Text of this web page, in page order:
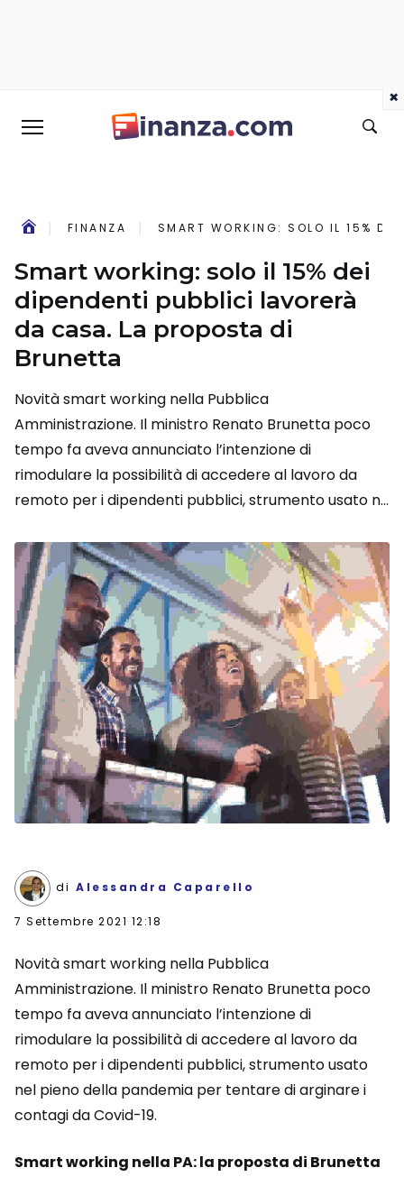
FINANZA SMART WORKING: SOLO IL 15%
Smart working: solo il 15% dei
dipendenti pubblici lavorerà
da casa. La proposta di
Brunetta
Novità smart working nella Pubblica
Amministrazione. Il ministro Renato Brunetta poco
tempo fa aveva annunciato l’intenzione di
rimodulare la possibilità di accedere al lavoro da
remoto per i dipendenti pubblici, strumento usato n...
di Alessandra Caparello
7 Settembre 2021 12:18
Novità smart working nella Pubblica
Amministrazione. Il ministro Renato Brunetta poco
tempo fa aveva annunciato l’intenzione di
rimodulare la possibilità di accedere al lavoro da
remoto per i dipendenti pubblici, strumento usato
nel pieno della pandemia per tentare di arginare i
contagi da Covid-19.
Smart working nella PA: la proposta di Brunetta
×